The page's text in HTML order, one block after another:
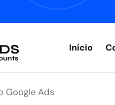
Início
Google Ads